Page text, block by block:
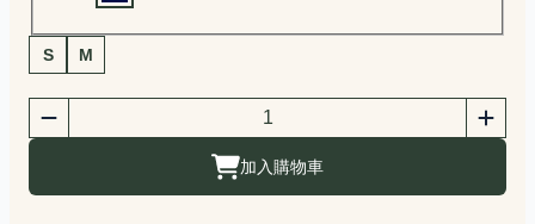
商品尺寸選擇
S M
商品購買數量
加入購物車